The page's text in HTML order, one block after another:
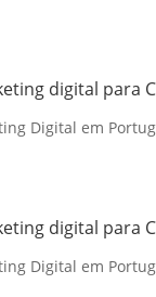
digital para
Digital em
digital para
Digital em